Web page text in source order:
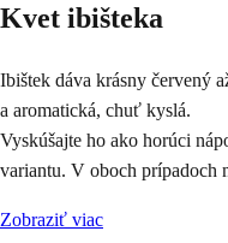
Kvet ibišteka
Ibištek dáva krásny červený
a aromatická, chuť kyslá.
Vyskúšajte ho ako horúci
variantu. V oboch prípadoch
Zobraziť viac